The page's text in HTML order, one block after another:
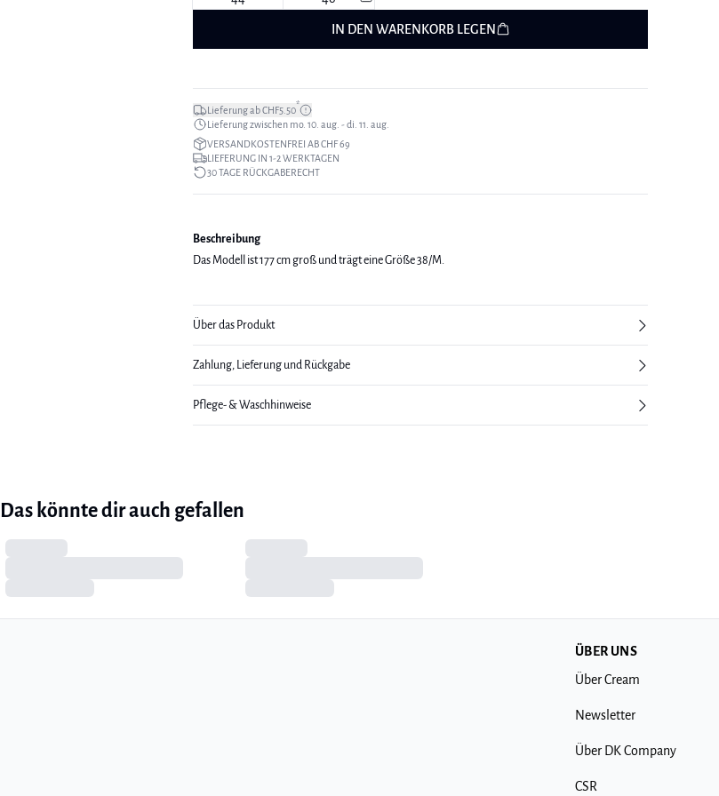
IN DEN WARENKORB LEGEN
Lieferung ab CHF5.50*
Lieferung zwischen mo. 10. aug. - di. 11. aug.
VERSANDKOSTENFREI AB CHF 69
LIEFERUNG IN 1-2 WERKTAGEN
30 TAGE RÜCKGABERECHT
Beschreibung
Das Modell ist 177 cm groß und trägt eine Größe 38/M.
Über das Produkt
Zahlung, Lieferung und Rückgabe
Pflege- & Waschhinweise
Das könnte dir auch gefallen
ÜBER UNS
Über Cream
Newsletter
Über DK Company
CSR